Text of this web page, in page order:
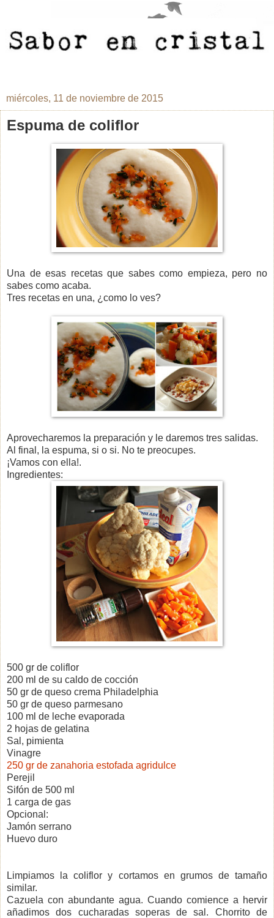
miércoles, 11 de noviembre de 2015
Espuma de coliflor
Una de esas recetas que sabes como empieza, pero no
sabes como acaba.
Tres recetas en una, ¿como lo ves?
Aprovecharemos la preparación y le daremos tres salidas.
Al final, la espuma, si o si. No te preocupes.
¡Vamos con ella!.
Ingredientes:
500 gr de coliflor
200 ml de su caldo de cocción
50 gr de queso crema Philadelphia
50 gr de queso parmesano
100 ml de leche evaporada
2 hojas de gelatina
Sal, pimienta
Vinagre
250 gr de zanahoria estofada agridulce
Perejil
Sifón de 500 ml
1 carga de gas
Opcional:
Jamón serrano
Huevo duro
Limpiamos la coliflor y cortamos en grumos de tamaño
similar.
Cazuela con abundante agua. Cuando comience a hervir
añadimos dos cucharadas soperas de sal. Chorrito de